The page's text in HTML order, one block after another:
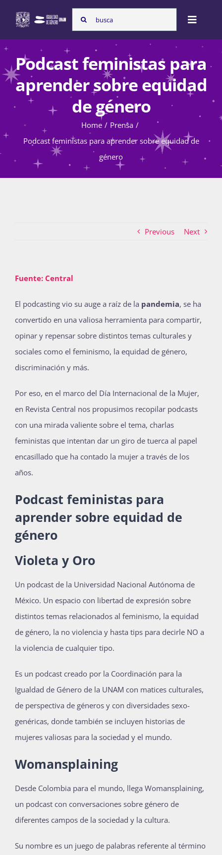
content
Search
for:
Toggle
Inicio
Nosotras
Programas
Atención de la violencia de género
La Boletina
Blog
Súmate
Publicaciones
Bienvenida generación 2027-1
Podcast feministas para
aprender sobre equidad
de género
Home
Prensa
Podcast feministas para aprender sobre equidad de
género
Previous Next
Fuente: Central
El podcasting vio su auge a raíz de la pandemia, se ha
convertido en una valiosa herramienta para compartir,
opinar y repensar sobre distintos temas culturales y
sociales como el feminismo, la equidad de género,
discriminación y más.
Por eso, en el marco del Día Internacional de la Mujer,
en Revista Central nos propusimos recopilar podcasts
con una mirada valiente sobre el tema, charlas
feministas que intentan dar un giro de tuerca al papel
encasillado que ha contado la mujer a través de los
años.
Podcast feministas para
aprender sobre equidad de
género
Violeta y Oro
Un podcast de la Universidad Nacional Autónoma de
México. Un espacio con libertad de expresión sobre
distintos temas relacionados al feminismo, la equidad
de género, la no violencia y hasta tips para decirle NO a
la violencia de cualquier tipo.
Es un podcast creado por la Coordinación para la
Igualdad de Género de la UNAM con matices culturales,
de perspectiva de géneros y con diversidades sexo-
genéricas, donde también se incluyen historias de
mujeres valiosas para la sociedad y el mundo.
Womansplaining
Desde Colombia para el mundo, llega Womansplaining,
un podcast con conversaciones sobre género de
diferentes campos de la sociedad y la cultura.
Su nombre es un juego de palabras referente al término